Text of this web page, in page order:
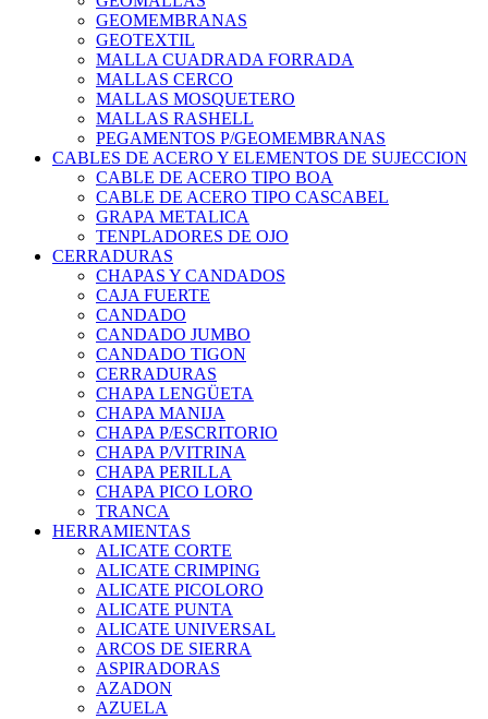
GEOMEMBRANAS
GEOTEXTIL
MALLA CUADRADA FORRADA
MALLAS CERCO
MALLAS MOSQUETERO
MALLAS RASHELL
PEGAMENTOS P/GEOMEMBRANAS
CABLES DE ACERO Y ELEMENTOS DE SUJECCION
CABLE DE ACERO TIPO BOA
CABLE DE ACERO TIPO CASCABEL
GRAPA METALICA
TENPLADORES DE OJO
CERRADURAS
CHAPAS Y CANDADOS
CAJA FUERTE
CANDADO
CANDADO JUMBO
CANDADO TIGON
CERRADURAS
CHAPA LENGÜETA
CHAPA MANIJA
CHAPA P/ESCRITORIO
CHAPA P/VITRINA
CHAPA PERILLA
CHAPA PICO LORO
TRANCA
HERRAMIENTAS
ALICATE CORTE
ALICATE CRIMPING
ALICATE PICOLORO
ALICATE PUNTA
ALICATE UNIVERSAL
ARCOS DE SIERRA
ASPIRADORAS
AZADON
AZUELA